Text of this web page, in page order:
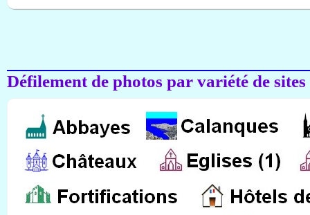
Défilement de photos par variété de